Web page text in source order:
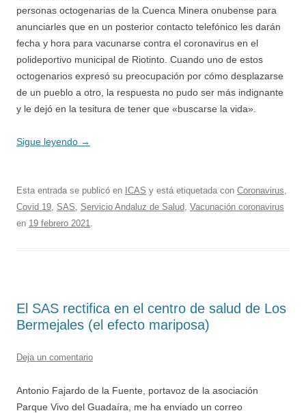
personas octogenarias de la Cuenca Minera onubense para
anunciarles que en un posterior contacto telefónico les darán
fecha y hora para vacunarse contra el coronavirus en el
polideportivo municipal de Riotinto. Cuando uno de estos
octogenarios expresó su preocupación por cómo desplazarse
de un pueblo a otro, la respuesta no pudo ser más indignante
y le dejó en la tesitura de tener que «buscarse la vida».
Sigue leyendo →
Esta entrada se publicó en ICAS y está etiquetada con Coronavirus,
Covid 19, SAS, Servicio Andaluz de Salud, Vacunación coronavirus
en 19 febrero 2021.
El SAS rectifica en el centro de salud de Los
Bermejales (el efecto mariposa)
Deja un comentario
Antonio Fajardo de la Fuente, portavoz de la asociación
Parque Vivo del Guadaíra, me ha enviado un correo